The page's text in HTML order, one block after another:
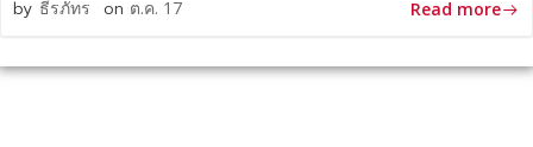
by ธีรภัทร on ต.ค. 17 Read more